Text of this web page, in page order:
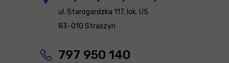
ul. Starogardzka 117, lok. U5
83-010 Straszyn
797 950 140